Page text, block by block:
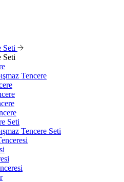
Seti
Seti
Tencere
Seti
Tencere Seti